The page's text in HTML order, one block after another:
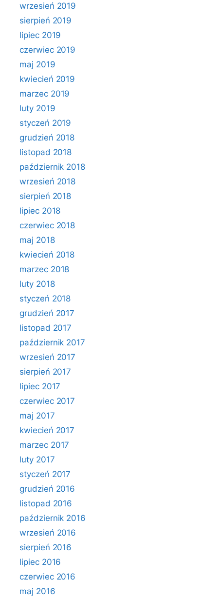
wrzesień 2019
sierpień 2019
lipiec 2019
czerwiec 2019
maj 2019
kwiecień 2019
marzec 2019
luty 2019
styczeń 2019
grudzień 2018
listopad 2018
październik 2018
wrzesień 2018
sierpień 2018
lipiec 2018
czerwiec 2018
maj 2018
kwiecień 2018
marzec 2018
luty 2018
styczeń 2018
grudzień 2017
listopad 2017
październik 2017
wrzesień 2017
sierpień 2017
lipiec 2017
czerwiec 2017
maj 2017
kwiecień 2017
marzec 2017
luty 2017
styczeń 2017
grudzień 2016
listopad 2016
październik 2016
wrzesień 2016
sierpień 2016
lipiec 2016
czerwiec 2016
maj 2016